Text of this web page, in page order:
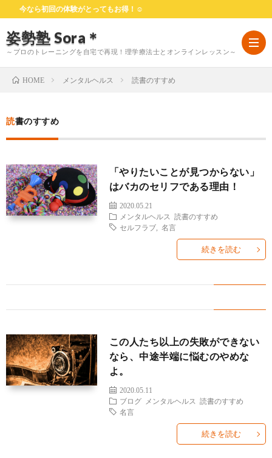
今なら初回の体験がとってもお得！☺
姿勢塾 Sora＊
～プロのトレーニングを自宅で再現！理学療法士とオンラインレッスン～
は
じ
て
へ
料
プ
客
の
声
よ
あ
る
レ
ー
ブ
ロ
HOME メンタルヘルス 読書のすすめ
読書のすすめ
「やりたいことが見つからない」
はバカのセリフである理由！
2020.05.21
メンタルヘルス
読書のすすめ
セルフラブ, 名言
続きを読む
この人たち以上の失敗ができない
なら、中途半端に悩むのやめな
よ。
2020.05.11
ブログ
メンタルヘルス
読書のすすめ
名言
続きを読む